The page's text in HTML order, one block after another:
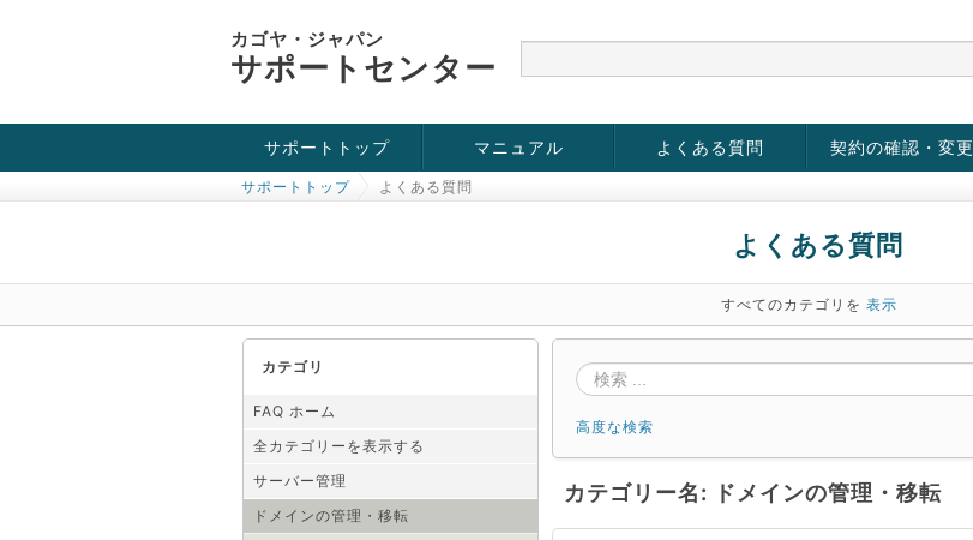
カゴヤ・ジャパン
サポートセンター
サポートトップ
お役立ち情報
チュートリアル
障害・メンテナンス情報
マニュアル よくある質問 契約の確認・変更
サポートトップ よくある質問
よくある質問
すべてのカテゴリを 表示
カテゴリ
FAQ ホーム
全カテゴリーを表示する
サーバー管理
ドメインの管理・移転
高度な検索
カテゴリー名: ドメインの管理・移転